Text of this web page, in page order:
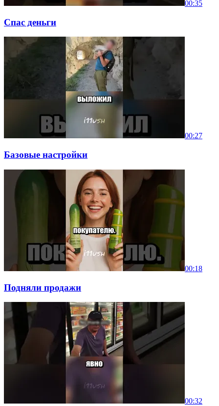
00:35
Спас деньги
00:27
Базовые настройки
00:18
Подняли продажи
00:32